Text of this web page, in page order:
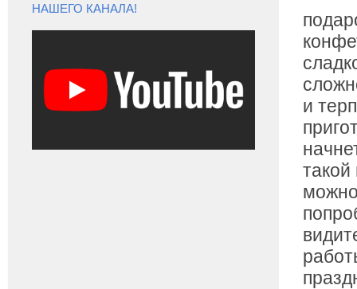
и
НАШЕГО КАНАЛА!